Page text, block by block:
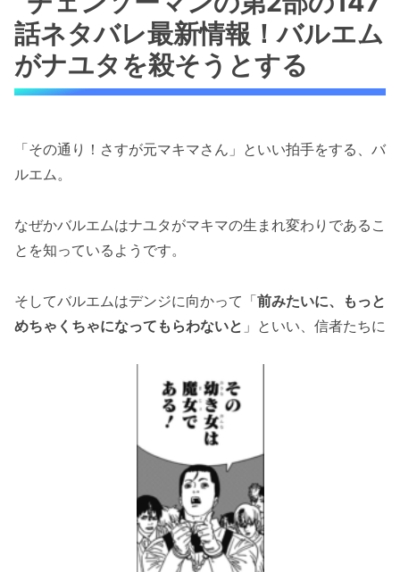
チェンソーマンの第2部の147話ネタバレ最新情
報！クァンシが大暴れ！
チェンソーマンの第2部の147話ネタバレ最新情
「チェンソーマンの147話のネタバレ最新情
報！キガの計画の動向は？」まとめ
話ネタバレ最新情報！バルエム
がナユタを殺そうとする
「その通り！さすが元マキマさん」といい拍手をする、バ
ルエム。
なぜかバルエムはナユタがマキマの生まれ変わりであるこ
とを知っているようです。
そしてバルエムはデンジに向かって「前みたいに、もっと
めちゃくちゃになってもらわないと 」といい、信者たちに